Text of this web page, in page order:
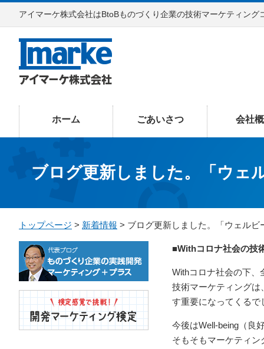
アイマーケ株式会社はBtoBものづくり企業の技術マーケティング
ホーム ごあいさつ 会社
ブログ更新しました。「ウェ
トップページ > 新着情報 > ブログ更新しました。「ウェル
■Withコロナ社会の技
Withコロナ社会の下、
技術マーケティング
す重要になってくるで
今後はWell-being（良
そもそもマーケティ